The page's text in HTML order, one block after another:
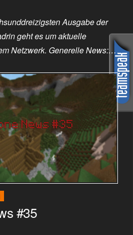
Ausgabe der
geht es um aktuelle
Netzwerk. Generelle News:…
#35